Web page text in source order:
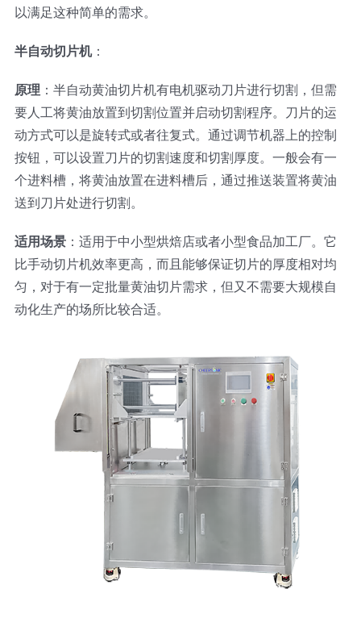
挤出奶酪切片
寿司切割机
冷冻面团切割
牛轧糖切割
阿胶糕切片
谷物棒切割
宠物食品
以满足这种简单的需求。
半自动切片机：
原理 ：半自动黄油切片机有电机驱动刀片进行切割，但需
要人工将黄油放置到切割位置并启动切割程序。刀片的运
动方式可以是旋转式或者往复式。通过调节机器上的控制
按钮，可以设置刀片的切割速度和切割厚度。一般会有一
个进料槽，将黄油放置在进料槽后，通过推送装置将黄油
送到刀片处进行切割。
适用场景：适用于中小型烘焙店或者小型食品加工厂。它
比手动切片机效率更高，而且能够保证切片的厚度相对均
匀，对于有一定批量黄油切片需求，但又不需要大规模自
动化生产的场所比较合适。